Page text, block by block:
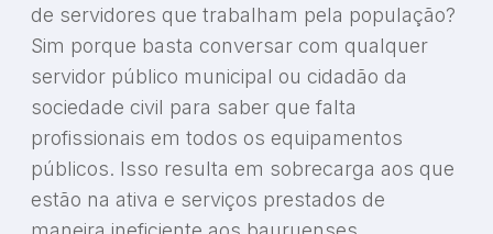
de servidores que trabalham pela população?
Sim porque basta conversar com qualquer
servidor público municipal ou cidadão da
sociedade civil para saber que falta
profissionais em todos os equipamentos
públicos. Isso resulta em sobrecarga aos que
estão na ativa e serviços prestados de